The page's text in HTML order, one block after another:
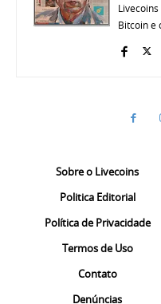
Bitcoin e
Sobre o Livecoins
Politica Editorial
Política de Privacidade
Termos de Uso
Contato
Denúncias